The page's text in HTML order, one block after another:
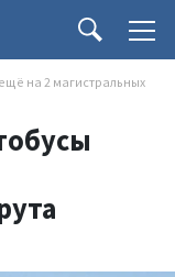
на 2 магистральных